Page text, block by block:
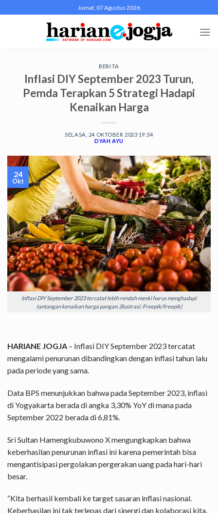
to
Jumat, 07 Agustus 2026
BERITA
Inflasi DIY September 2023 Turun,
Pemda Terapkan 5 Strategi Hadapi
Kenaikan Harga
SELASA, 24 OKTOBER 2023 19:34
DYAH AYU
Inflasi DIY September 2023 tercatat lebih rendah meski harus menghadapi
tantangan kenaikan harga pangan. (Ilustrasi: Freepik/freepik)
24
Okt
HARIANE JOGJA – Inflasi DIY September 2023 tercatat
mengalami penurunan dibandingkan dengan inflasi tahun lalu
pada periode yang sama.
Data BPS menunjukkan bahwa pada September 2023, inflasi
di Yogyakarta berada di angka 3,30% YoY di mana pada
September 2022 berada di 6,81%.
Sri Sultan Hamengkubuwono X mengungkapkan bahwa
keberhasilan penurunan inflasi ini karena pemerintah bisa
mengantisipasi pergolakan pergerakan uang pada hari-hari
besar.
“Kita berhasil kembali ke target sasaran inflasi nasional.
Keberhasilan ini tak terlepas dari sinergi dan kolaborasi kita,